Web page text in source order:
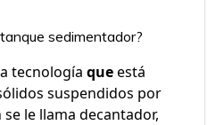
sedimentador?
tecnología queestá
suspendidos por
le llama decantador,